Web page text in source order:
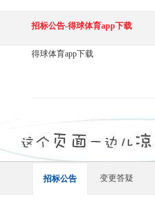
招标公告-得球体育app下载
得球体育app下载
招标公告 变更答疑